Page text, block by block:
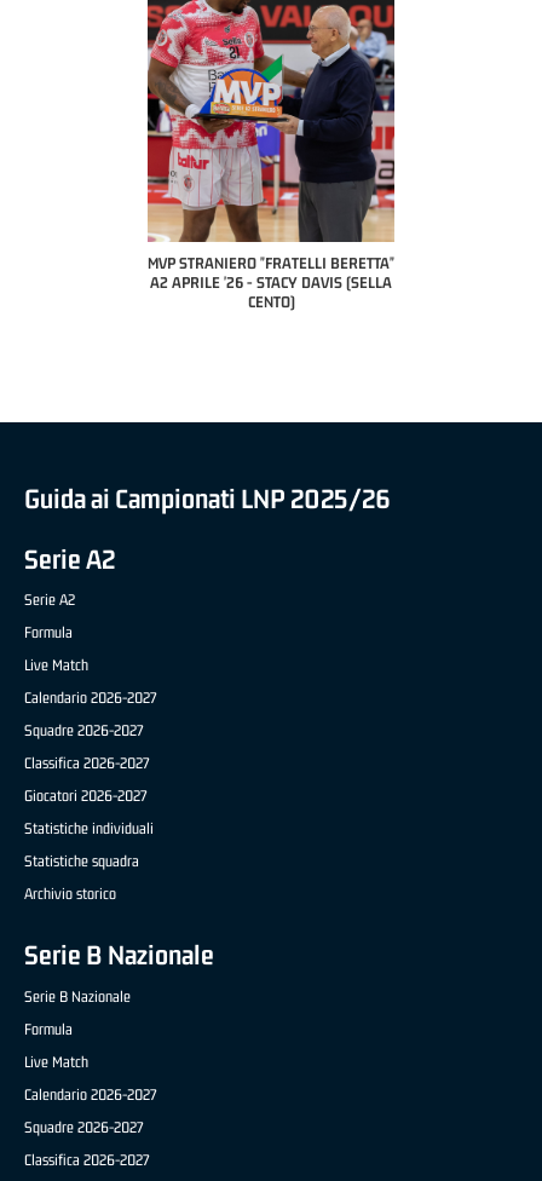
MVP STRANIERO "FRATELLI BERETTA"
A2 APRILE '26 - STACY DAVIS (SELLA
MVP "FRATELLI BERETTA" SAMUEL
DILAS B NAZIONALE APRILE '26 -
Guida ai Campionati LNP 2025/26
Serie A2
Serie A2
Formula
Live Match
Calendario 2026-2027
Squadre 2026-2027
Classifica 2026-2027
Giocatori 2026-2027
Statistiche individuali
Statistiche squadra
Archivio storico
Serie B Nazionale
Serie B Nazionale
Formula
Live Match
Calendario 2026-2027
Squadre 2026-2027
Classifica 2026-2027